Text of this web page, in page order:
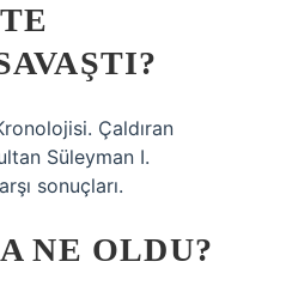
Çaldıran
Süleyman I.
sonuçları.
NE OLDU?